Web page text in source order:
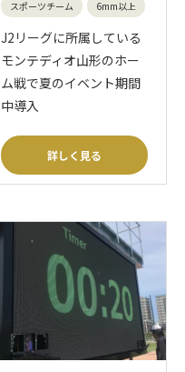
スポーツチーム
6mm以上
J2リーグに所属している
モンテディオ山形のホー
ム戦で夏のイベント期間
中導入
詳しく見る